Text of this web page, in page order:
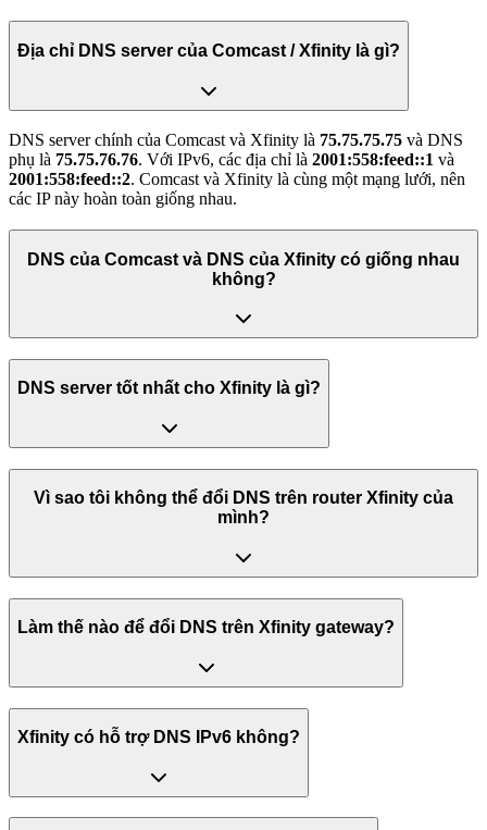
Địa chỉ DNS server của Comcast / Xfinity là gì?
DNS server chính của Comcast và Xfinity là 75.75.75.75 và DNS
phụ là 75.75.76.76. Với IPv6, các địa chỉ là 2001:558:feed::1 và
2001:558:feed::2. Comcast và Xfinity là cùng một mạng lưới, nên
các IP này hoàn toàn giống nhau.
DNS của Comcast và DNS của Xfinity có giống nhau
không?
DNS server tốt nhất cho Xfinity là gì?
Vì sao tôi không thể đổi DNS trên router Xfinity của
mình?
Làm thế nào để đổi DNS trên Xfinity gateway?
Xfinity có hỗ trợ DNS IPv6 không?